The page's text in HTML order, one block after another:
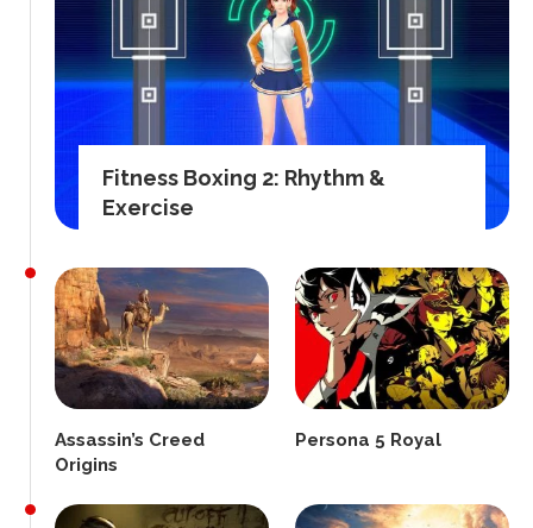
Fitness Boxing 2: Rhythm &
Exercise
Assassin’s Creed
Origins
Persona 5 Royal